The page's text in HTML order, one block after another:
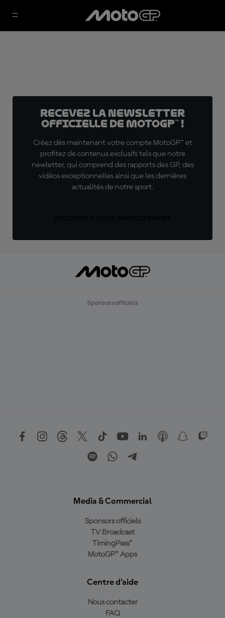
Recevez la Newsletter
officielle de MotoGP™ !
Créez dès maintenant votre compte MotoGP™ et
profitez de contenus exclusifs tels que notre
newletter, qui comprend des rapports des GP, des
vidéos exceptionnelles ainsi que les dernières
actualités de notre sport.
Sponsors officiels
Media & Commercial
Sponsors officiels
TV Broadcast
TimingPass™
MotoGP™ Apps
Centre d'aide
Nous contacter
FAQ